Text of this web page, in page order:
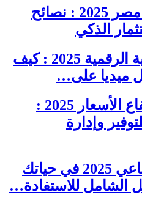
العقارات في مصر 2025 : نصائح
الذكي
الصحة النفسية الرقمية 2025 : كيف
ميديا على…
الاقتصاد وارتفاع الأسعار 2025 :
وإدارة
الذكاء الاصطناعي 2025 في حياتك
الشامل للاستفادة…